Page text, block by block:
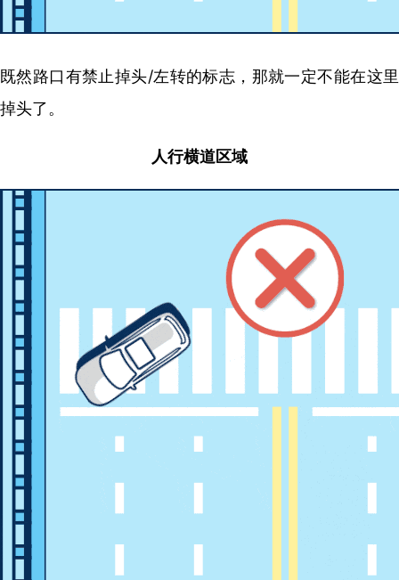
既然路口有禁止掉头/左转的标志，那就一定不能在这里
掉头了。
人行横道区域